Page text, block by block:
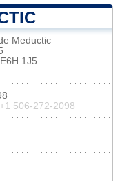
Meductic
1J5
506-272-2098